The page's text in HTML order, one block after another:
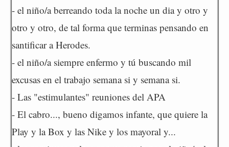
- el niño/a berreando toda la noche un dia y otro y
otro y otro, de tal forma que terminas pensando en
santificar a Herodes.
- el niño/a siempre enfermo y tú buscando mil
excusas en el trabajo semana si y semana si.
- Las "estimulantes" reuniones del APA
- El cabro..., bueno digamos infante, que quiere la
Play y la Box y las Nike y los mayoral y...